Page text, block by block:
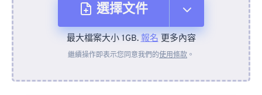
選擇文件
來自裝置
最大檔案大小 1GB.報名更多內容
繼續操作即表示您同意我們的使用條款 。